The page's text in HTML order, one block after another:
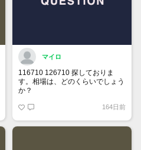
マイロ
116710 126710 探しておりま
す。相場は、どのくらいでしょう
か？
164日前